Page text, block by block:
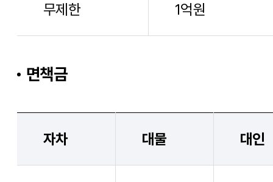
무제한 1억원
면책금
자차 대물 대인